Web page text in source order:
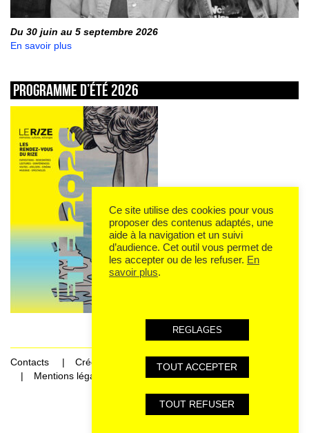
Du 30 juin au 5 septembre 2026
En savoir plus
Programme d’été 2026
Contacts
Crédits
Mentions légales et données personnelles
Ce site utilise des cookies pour vous
proposer des contenus adaptés, une
aide à la navigation et un suivi
d’audience. Cet outil vous permet de
les accepter ou de les refuser. En
savoir plus.
REGLAGES
TOUT ACCEPTER
TOUT REFUSER